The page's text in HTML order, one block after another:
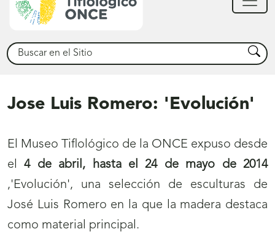
Buscar Buscar
Jose Luis Romero: 'Evolución'
El Museo Tiflológico de la ONCE expuso desde
el4 de abril, hasta el 24 de mayo de 2014
,'Evolución', una selección de esculturas de
José Luis Romero en la que la madera destaca
como material principal.